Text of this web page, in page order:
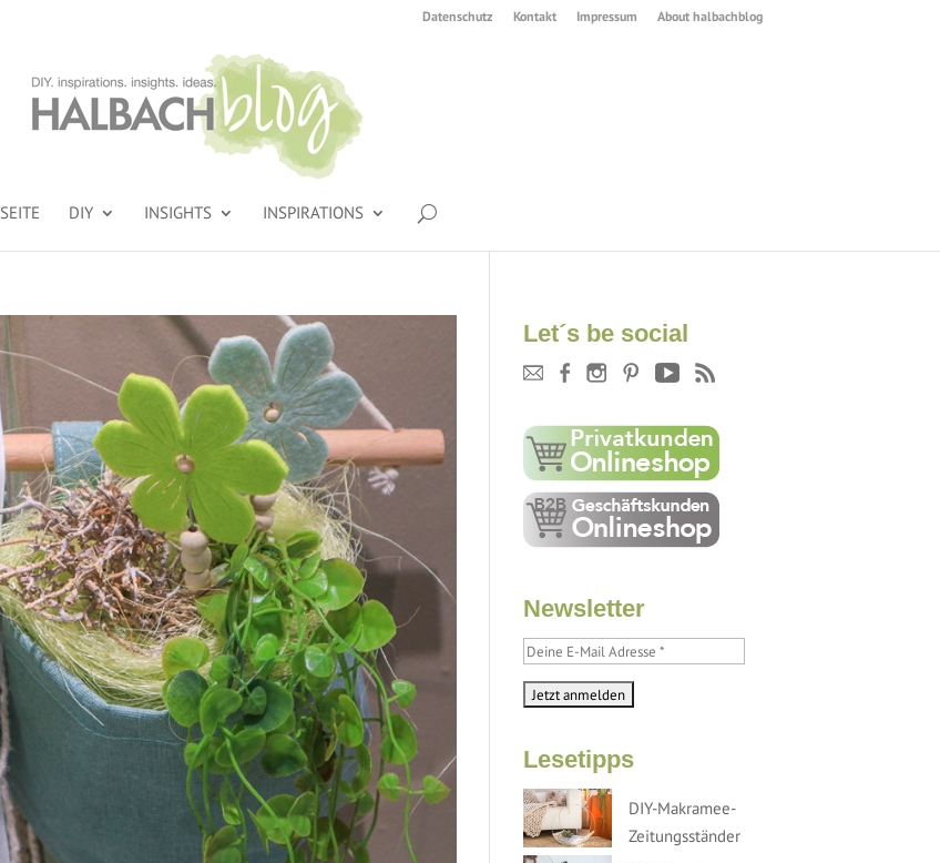
Datenschutz Kontakt Impressum About halbachblog
DIY INSIGHTS INSPIRATIONS
Let´s be social
Newsletter
Lesetipps
DIY-Makramee-
Zeitungsständer